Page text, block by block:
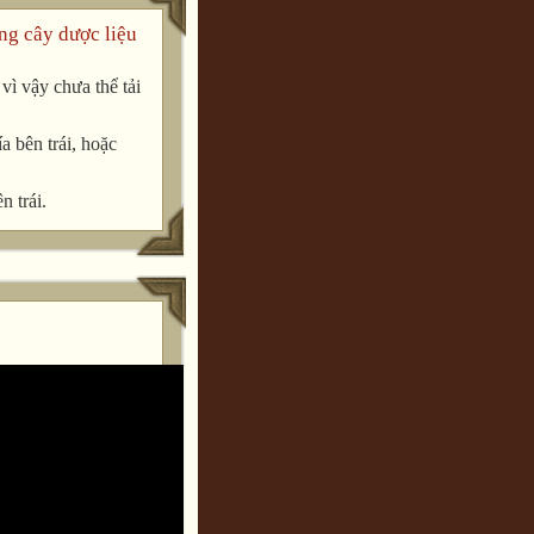
cây dược liệu
vậy chưa thể tải
bên trái, hoặc
trái.